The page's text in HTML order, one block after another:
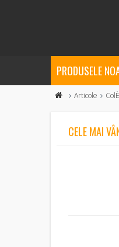
PRODUSELE
Articole
CELE MAI